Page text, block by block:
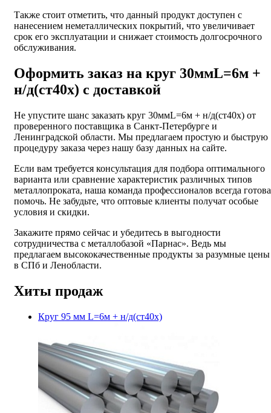
Также стоит отметить, что данный продукт доступен с
нанесением неметаллических покрытий, что увеличивает
срок его эксплуатации и снижает стоимость долгосрочного
обслуживания.
Оформить заказ на круг 30ммL=6м +
н/д(ст40х) с доставкой
Не упустите шанс заказать круг 30ммL=6м + н/д(ст40х) от
проверенного поставщика в Санкт-Петербурге и
Ленинградской области. Мы предлагаем простую и быструю
процедуру заказа через нашу базу данных на сайте.
Если вам требуется консультация для подбора оптимального
варианта или сравнение характеристик различных типов
металлопроката, наша команда профессионалов всегда готова
помочь. Не забудьте, что оптовые клиенты получат особые
условия и скидки.
Закажите прямо сейчас и убедитесь в выгодности
сотрудничества с металлобазой «Парнас». Ведь мы
предлагаем высококачественные продукты за разумные цены
в СПб и Ленобласти.
Хиты продаж
Круг 95 мм L=6м + н/д(ст40х)